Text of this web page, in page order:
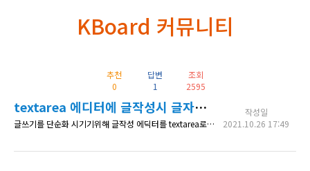
KBoard 커뮤니티
추천
0
답변
1
조회
2595
textarea 에디터에 글작성시 글자색이 흰색으로 나옵니다.
글쓰기를 단순화 시기기위해 글작성 에딕터를 textarea로 사용하고 있습니다 그런데 글을 작성하면 글자색과 커서가 흰색으로 나와서 글을 작성되는지 알수가 없습니다. 글작성시 글자색과 커서가 검정 색으로 나왔으면 합니다.
작성일
2021.10.26 17:49